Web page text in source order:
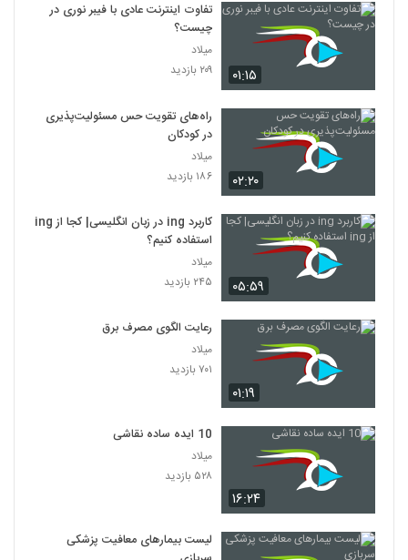
۰۱:۱۵
تفاوت اینترنت عادی با فیبر نوری در
چیست؟
میلاد
۲۰۹ بازدید
۰۲:۲۰
راه‌های تقویت حس مسئولیت‌پذیری
در کودکان
میلاد
۱۸۶ بازدید
۰۵:۵۹
کاربرد ing در زبان انگلیسی| کجا از ing
استفاده کنیم؟
میلاد
۲۴۵ بازدید
۰۱:۱۹
رعایت الگوی مصرف برق
میلاد
۷۰۱ بازدید
۱۶:۲۴
10 ایده ساده نقاشی
میلاد
۵۲۸ بازدید
لیست بیمارهای معافیت پزشکی